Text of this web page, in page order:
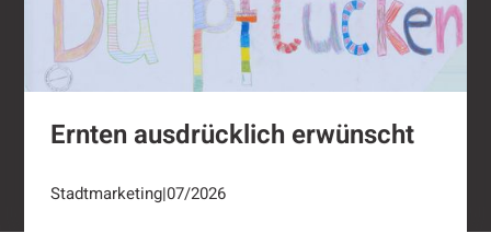
Ernten ausdrücklich erwünscht
Stadtmarketing|07/2026